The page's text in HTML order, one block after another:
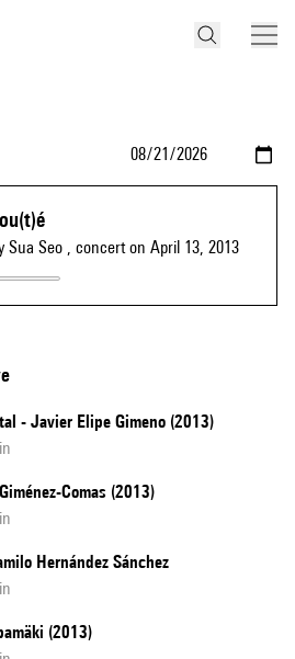
Sua Seo , concert on April 13, 2013
- Javier Elipe Gimeno (2013)
Comas (2013)
Hernández Sánchez
(2013)